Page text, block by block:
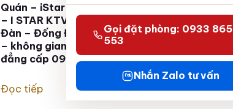
Gọi đặt phòng: 0933 865
553
Nhắn Zalo tư vấn
Quán – iStar KARAOKE
– I STAR KTV – 334 Xã
Đàn – Đống Đa Hà Nội
– không gian giải trí
đẳng cấp 0949967786
Đọc tiếp